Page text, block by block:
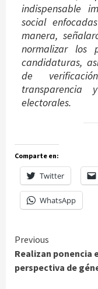
indispensable
social
manera,
normalizar los
candidaturas,
de
transparencia
electorales.
Comparte en:
Twitter
WhatsApp
Continue
Reading
Previous
Realizan ponencia
perspectiva de